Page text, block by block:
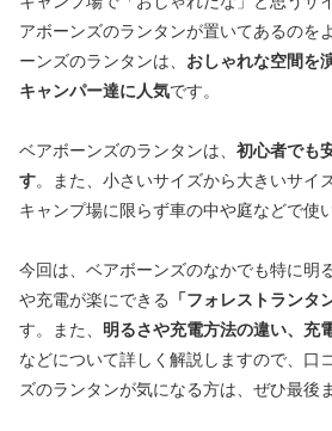
アボーンズのランタンが置いてあるのを
ーンズのランタンは、 おしゃれな空間を
キャンパー達に人気です。
ベアボーンズのランタンは、 初心者でも
す。また、小さいサイズから大きいサイ
キャンプ場に限らず車の中や庭などで使
今回は、ベアボーンズのなかでも特に明
や充電が楽にできる
「フォレストランタ
す。また、 明るさや充電方法の違い、充
などについて詳しく解説しますので、口
ズのランタンが気になる方は、ぜひ最後